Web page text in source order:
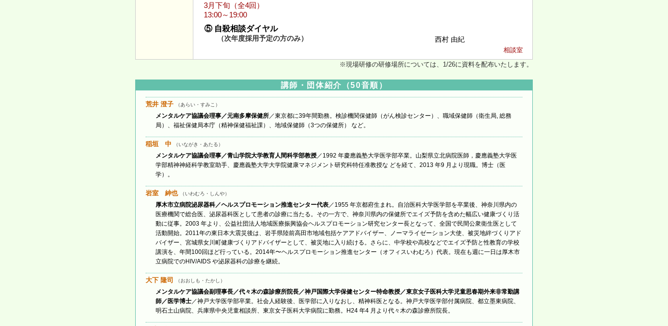
3月下旬（全4回）
13:00～19:00
⑤ 自殺相談ダイヤル
（次年度採用予定の方のみ） 西村 由紀
相談室
※現場研修の研修場所については、1/26に資料を配布いたします。
講師・団体紹介（50音順）
荒井 澄子 （あらい・すみこ）
メンタルケア協議会理事／元南多摩保健所／東京都に39年間勤務。検診機関保健師（がん検診センター）、職域保健師（衛生局, 総務
局）、福祉保健局本庁（精神保健福祉課）、地域保健師（3つの保健所） など。
稲垣 中 （いながき・あたる）
メンタルケア協議会理事／青山学院大学教育人間科学部教授／1992 年慶應義塾大学医学部卒業。山梨県立北病院医師，慶應義塾大学医
学部精神神経科学教室助手、慶應義塾大学大学院健康マネジメント研究科特任准教授な どを経て、2013 年9 月より現職。博士（医
学）。
岩室 紳也 （いわむろ・しんや）
厚木市立病院泌尿器科／ヘルスプロモーション推進センター代表／1955 年京都府生まれ。自治医科大学医学部を卒業後、神奈川県内の
医療機関で総合医、泌尿器科医として患者の診療に当たる。その一方で、神奈川県内の保健所でエイズ予防を含めた幅広い健康づくり活
動に従事。2003 年より、公益社団法人地域医療振興協会ヘルスプロモーション研究センター長となって、全国で民間公衆衛生医として
活動開始。2011年の東日本大震災後は、岩手県陸前高田市地域包括ケアアドバイザー、ノーマライゼーション大使、被災地絆づくりアド
バイザー、宮城県女川町健康づくりアドバイザーとして、被災地に入り続ける。さらに、中学校や高校などでエイズ予防と性教育の学校
講演を、年間100回ほど行っている。2014年〜ヘルスプロモーション推進センター（オフィスいわむろ）代表。現在も週に一日は厚木市
立病院でのHIV/AIDS や泌尿器科の診療を継続。
大下 隆司 （おおしも・たかし）
メンタルケア協議会副理事長／代々木の森診療所院長／神戸国際大学保健センター特命教授／東京女子医科大学児童思春期外来非常勤講
師／医学博士／神戸大学医学部卒業。社会人経験後、医学部に入りなおし、精神科医となる。神戸大学医学部付属病院、都立墨東病院、
明石土山病院、兵庫県中央児童相談所、東京女子医科大学病院に勤務。H24 年4 月より代々木の森診療所院長。